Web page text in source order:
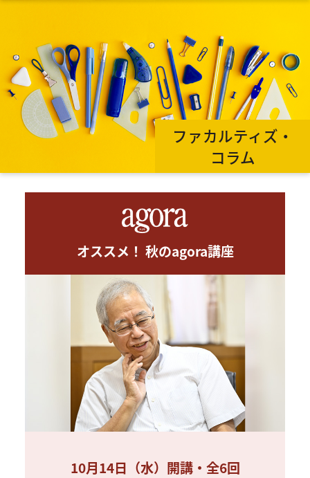
ファカルティズ・
コラム
オススメ！ 秋のagora講座
10月14日（水）開講・全6回